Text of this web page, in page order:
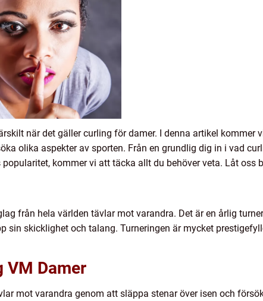
när det gäller curling för damer. I denna artikel kommer
olika aspekter av sporten. Från en grundlig dig in i vad
kommer vi att täcka allt du behöver veta. Låt oss
från hela världen tävlar mot varandra. Det är en årlig
skicklighet och talang. Turneringen är mycket
VM Damer
mot varandra genom att släppa stenar över isen och